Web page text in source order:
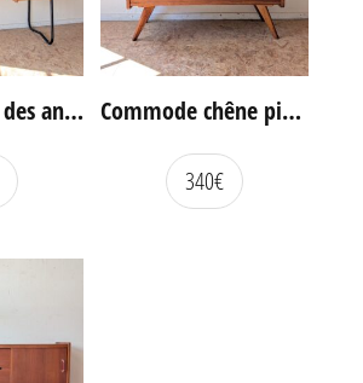
Bureau hêtre des années 60 Commode chêne pieds compas vintage
340€